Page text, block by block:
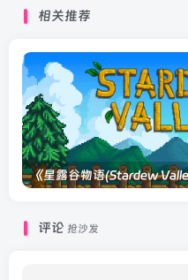
相关推荐
评论 抢沙发